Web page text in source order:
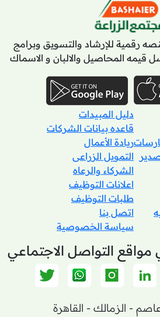
رقمية للإرشاد والتسويق وبرامج
قيمه المحاصيل والالبان و الاسماك
دليل المبيدات
قاعده بيانات الشركات
ريادة الأعمال
التمويل الزراعى
الشركاء والرعاه
اعلانات التوظيف
طلبات التوظيف
اتصل بنا
سياسة الخصوصية
مواقع التواصل الاجتماعي